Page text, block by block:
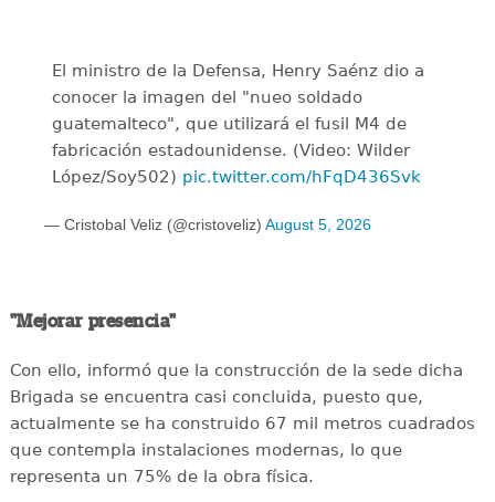
El ministro de la Defensa, Henry Saénz dio a
conocer la imagen del "nueo soldado
guatemalteco", que utilizará el fusil M4 de
fabricación estadounidense. (Video: Wilder
López/Soy502) pic.twitter.com/hFqD436Svk
— Cristobal Veliz (@cristoveliz) August 5, 2026
"Mejorar presencia"
Con ello, informó que la construcción de la sede dicha
Brigada se encuentra casi concluida, puesto que,
actualmente se ha construido 67 mil metros cuadrados
que contempla instalaciones modernas, lo que
representa un 75% de la obra física.